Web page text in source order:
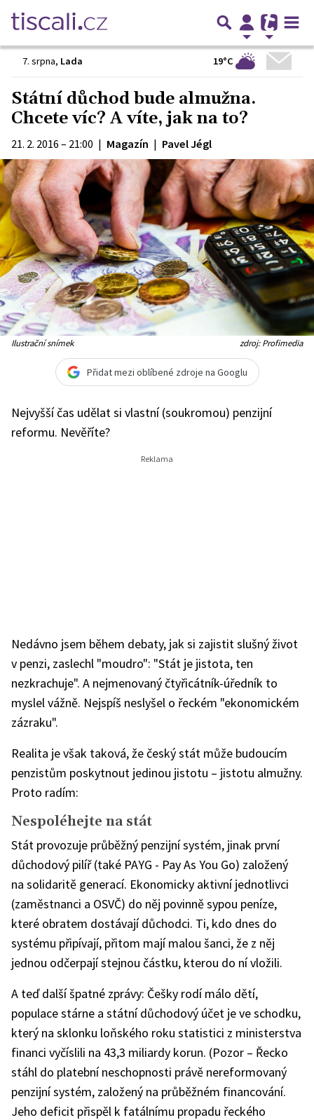
7. srpna, Lada 19°C
Státní důchod bude almužna.
Chcete víc? A víte, jak na to?
21. 2. 2016 – 21:00 | Magazín | Pavel Jégl
Ilustrační snímek zdroj: Profimedia
Přidat mezi oblíbené zdroje na Googlu
Nejvyšší čas udělat si vlastní (soukromou) penzijní
reformu. Nevěříte?
Nedávno jsem během debaty, jak si zajistit slušný život
v penzi, zaslechl "moudro": "Stát je jistota, ten
nezkrachuje". A nejmenovaný čtyřicátník-úředník to
myslel vážně. Nejspíš neslyšel o řeckém "ekonomickém
zázraku".
Realita je však taková, že český stát může budoucím
penzistům poskytnout jedinou jistotu – jistotu almužny.
Proto radím:
Nespoléhejte na stát
Stát provozuje průběžný penzijní systém, jinak první
důchodový pilíř (také PAYG - Pay As You Go) založený
na solidaritě generací. Ekonomicky aktivní jednotlivci
(zaměstnanci a OSVČ) do něj povinně sypou peníze,
které obratem dostávají důchodci. Ti, kdo dnes do
systému připívají, přitom mají malou šanci, že z něj
jednou odčerpají stejnou částku, kterou do ní vložili.
A teď další špatné zprávy: Češky rodí málo dětí,
populace stárne a státní důchodový účet je ve schodku,
který na sklonku loňského roku statistici z ministerstva
financi vyčíslili na 43,3 miliardy korun. (Pozor – Řecko
stáhl do platební neschopnosti právě nereformovaný
penzijní systém, založený na průběžném financování.
Jeho deficit přispěl k fatálnímu propadu řeckého